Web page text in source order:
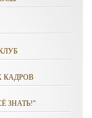
КАДРОВ
ЗНАТЬ!"